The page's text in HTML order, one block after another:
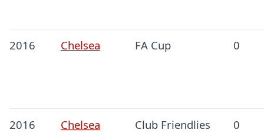
2016 Chelsea FA Cup 0
2016 Chelsea Club Friendlies 0